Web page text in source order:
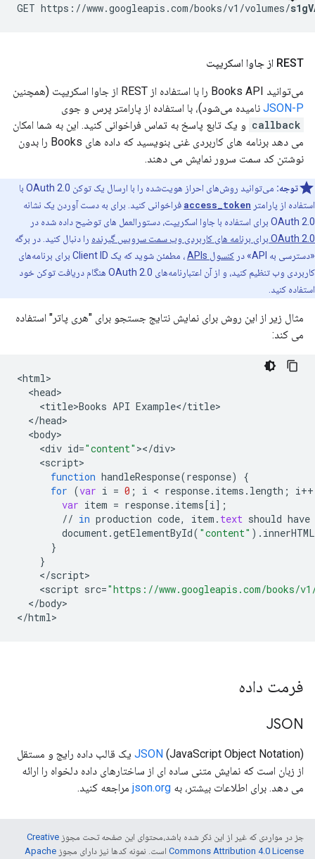
GET https://www.googleapis.com/books/v1/volumes/
REST از جاوا اسکریپت
می‌توانید Books API را با استفاده از REST از جاوا اسکریپت (همچنین
JSON-P نامیده می‌شود)، با استفاده از پارامتر پرس و جوی
callback و یک تابع پاسخ به تماس فراخوانی کنید. این به شما امکان
می دهد برنامه های کاربردی غنی بنویسید که داده های Books را بدون
نوشتن کد سمت سرور نمایش می دهند.
توجه:
می‌توانید روش‌های احراز هویت‌شده را با ارسال یک توکن OAuth 2.0 با
استفاده از پارامتر access_token فراخوانی کنید. برای به دست آوردن یک نشانه
OAuth 2.0 برای استفاده با جاوا اسکریپت، دستورالعمل های توضیح داده شده در
OAuth 2.0 برای برنامه های کاربردی وب سمت سرویس گیرنده
را دنبال کنید. در برگه
«دسترسی به API» در
کنسول APIs
، مطمئن شوید که یک Client ID برای برنامه‌های
کاربردی وب تنظیم کنید، و از آن اعتبارنامه‌های OAuth 2.0 هنگام دریافت توکن خود
استفاده کنید.
مثال زیر از این روش برای نمایش نتایج جستجو برای "هری پاتر" استفاده
می کند:
<html
<head
<title>Books API Example</title
</head
<body
<div id="content" ></div
<script
function handleResponse(response)
{
for (var i = 0 ; i < response. items . length ; i++
var item = response. items[i] ;
// in production code, item . text should have
document.getElementById( "content" ). innerHTML
}
}
</script
<script src="https://www.googleapis.com/books/
</body>
</html>
فرمت داده
JSON
JSON (JavaScript Object Notation) یک قالب داده رایج و مستقل
از زبان است که نمایش متنی ساده ای از ساختارهای داده دلخواه را ارائه
می دهد. برای اطلاعات بیشتر، به json.org مراجعه کنید.
جز در مواردی که غیر از این ذکر شده باشد،‌محتوای این صفحه تحت مجوز Creative
Commons Attribution 4.0 License است. نمونه کدها نیز دارای مجوز Apache